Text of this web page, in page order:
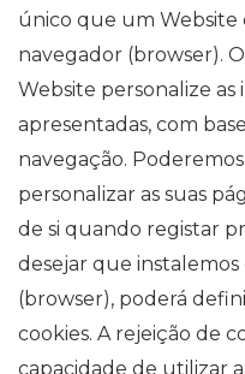
único que um Website
navegador (browser).
Website personalize
apresentadas, com
navegação.
personalizar as suas
de si quando registar
desejar que
(browser), poderá
cookies. A rejeição de
capacidade de utilizar